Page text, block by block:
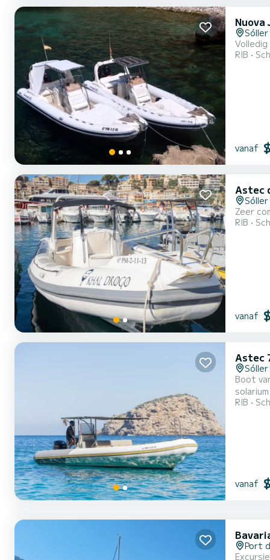
Nuova
Sóller
RIB
vanaf
Astec
Sóller
Zeer
RIB
vanaf
Astec
Sóller
Boot
RIB
vanaf
Port